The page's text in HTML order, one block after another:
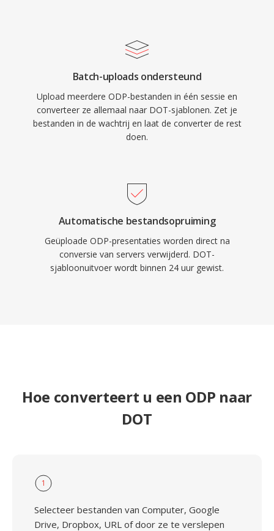
Batch-uploads ondersteund
Upload meerdere ODP-bestanden in één sessie en
converteer ze allemaal naar DOT-sjablonen. Zet je
bestanden in de wachtrij en laat de converter de rest
doen.
Automatische bestandsopruiming
Geüploade ODP-presentaties worden direct na
conversie van servers verwijderd. DOT-
sjabloonuitvoer wordt binnen 24 uur gewist.
Hoe converteert u een ODP naar
DOT
1
Selecteer bestanden van Computer, Google
Drive, Dropbox, URL of door ze te verslepen